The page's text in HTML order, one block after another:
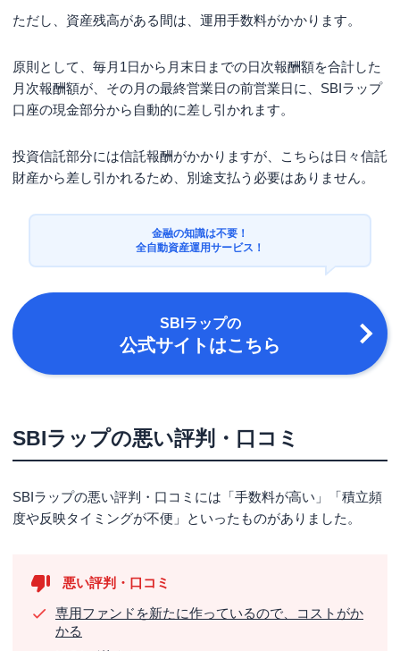
ただし、資産残高がある間は、運用手数料がかかります。
原則として、毎月1日から月末日までの日次報酬額を合計した
月次報酬額が、その月の最終営業日の前営業日に、SBIラップ
口座の現金部分から自動的に差し引かれます。
投資信託部分には信託報酬がかかりますが、こちらは日々信託
財産から差し引かれるため、別途支払う必要はありません。
金融の知識は不要！
全自動資産運用サービス！
SBIラップの
公式サイトはこちら
SBIラップの悪い評判・口コミ
SBIラップの悪い評判・口コミには「手数料が高い」「積立頻
度や反映タイミングが不便」といったものがありました。
悪い評判・口コミ
専用ファンドを新たに作っているので、コストがか
かる